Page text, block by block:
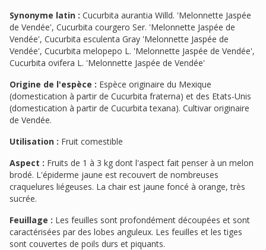
Synonyme latin : Cucurbita aurantia Willd. 'Melonnette Jaspée
de Vendée', Cucurbita courgero Ser. 'Melonnette Jaspée de
Vendée', Cucurbita esculenta Gray 'Melonnette Jaspée de
Vendée', Cucurbita melopepo L. 'Melonnette Jaspée de Vendée',
Cucurbita ovifera L. 'Melonnette Jaspée de Vendée'
Origine de l'espèce : Espèce originaire du Mexique
(domestication à partir de Cucurbita fraterna) et des Etats-Unis
(domestication à partir de Cucurbita texana). Cultivar originaire
de Vendée.
Utilisation : Fruit comestible
Aspect : Fruits de 1 à 3 kg dont l'aspect fait penser à un melon
brodé. L'épiderme jaune est recouvert de nombreuses
craquelures liégeuses. La chair est jaune foncé à orange, très
sucrée.
Feuillage : Les feuilles sont profondément découpées et sont
caractérisées par des lobes anguleux. Les feuilles et les tiges
sont couvertes de poils durs et piquants.